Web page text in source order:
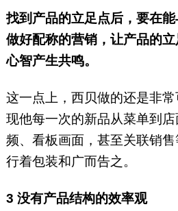
找到产品的立足点后，要在
做好配称的营销，让产品的
心智产生共鸣。
这一点上，西贝做的还是非
现他每一次的新品从菜单到
频、看板画面，甚至关联销
行着包装和广而告之。
3 没有产品结构的效率观